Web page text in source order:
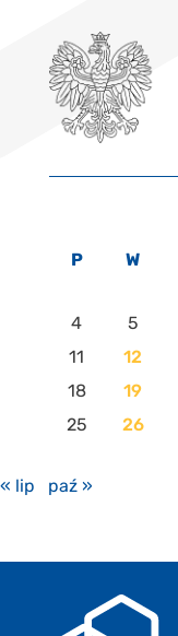
P W
4
5
11
12
18
19
25
26
« lip paź »